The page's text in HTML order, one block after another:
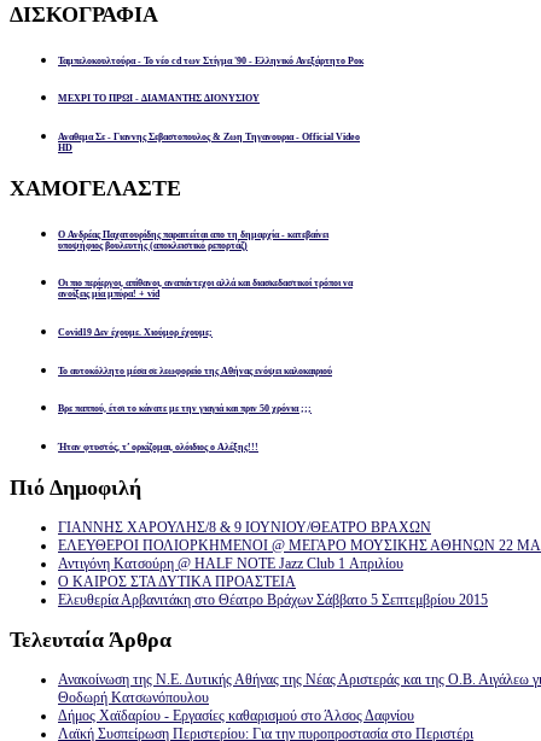
ΔΙΣΚΟΓΡΑΦΙΑ
Ταμπελοκουλτούρα - Το νέο cd των Στίγμα '90 - Ελληνικό Ανεξάρτητο Ροκ
ΜΕΧΡΙ ΤΟ ΠΡΩΙ - ΔΙΑΜΑΝΤΗΣ ΔΙΟΝΥΣΙΟΥ
Αναθεμα Σε - Γιαννης Σεβαστοπουλος & Ζωη Τηγανουρια - Official Video
HD
ΧΑΜΟΓΕΛΑΣΤΕ
Ο Ανδρέας Παχατουρίδης παραιτείται απο τη δημαρχία - κατεβαίνει
υποψήφιος βουλευτής (αποκλειστικό ρεπορτάζ)
Οι πιο περίεργοι, απίθανοι, αναπάντεχοι αλλά και διασκεδαστικοί τρόποι να
ανοίξεις μία μπύρα! + vid
Covid19 Δεν έχουμε. Χιούμορ έχουμε;
Το αυτοκόλλητο μέσα σε λεωφορείο της Αθήνας ενόψει καλοκαιριού
Βρε παππού, έτσι το κάνατε με την γιαγιά και πριν 50 χρόνια ;;;
Ήταν φτυστός, τ’ ορκίζομαι, ολόιδιος ο Αλέξης!!!
Πιό Δημοφιλή
ΓΙΑΝΝΗΣ ΧΑΡΟΥΛΗΣ/8 & 9 ΙΟΥΝΙΟΥ/ΘΕΑΤΡΟ ΒΡΑΧΩΝ
ΕΛΕΥΘΕΡΟΙ ΠΟΛΙΟΡΚΗΜΕΝΟΙ @ ΜΕΓΑΡΟ ΜΟΥΣΙΚΗΣ ΑΘΗΝΩΝ 22
Αντιγόνη Κατσούρη @ HALF NOTE Jazz Club 1 Απριλίου
Ο ΚΑΙΡΟΣ ΣΤΑ ΔΥΤΙΚΑ ΠΡΟΑΣΤΕΙΑ
Ελευθερία Αρβανιτάκη στο Θέατρο Βράχων Σάββατο 5 Σεπτεμβρίου 2015
Τελευταία Άρθρα
Ανακοίνωση της Ν.Ε. Δυτικής Αθήνας της Νέας Αριστεράς και της Ο.Β. Αιγάλεω
Θοδωρή Κατσωνόπουλου
Δήμος Χαϊδαρίου - Εργασίες καθαρισμού στο Άλσος Δαφνίου
Λαϊκή Συσπείρωση Περιστερίου: Για την πυροπροστασία στο Περιστέρι